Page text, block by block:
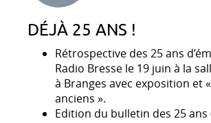
DÉJÀ 25 ANS !
Rétrospective des 25 ans
Radio Bresse le 19 juin à la
à Branges avec exposition et
anciens ».
Edition du bulletin des 25